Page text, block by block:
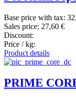
Base price with tax:
Sales price: 27,60 €
Discount:
Price / kg:
Product details
PRIME